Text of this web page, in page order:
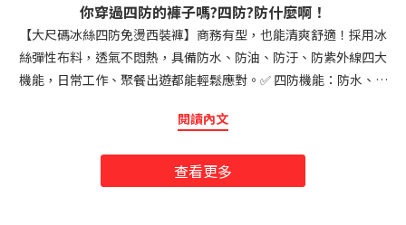
你穿過四防的褲子嗎?四防?防什麼啊！
【大尺碼冰絲四防免燙西裝褲】商務有型，也能清爽舒適！採用冰
絲彈性布料，透氣不悶熱，具備防水、防油、防汙、防紫外線四大
機能，日常工作、聚餐出遊都能輕鬆應對。✅ 四防機能：防水、防
整理，保持俐落有型 ✅ 品牌西裝褲工法，附褲耳可繫腰帶 ✅ 大尺碼
西裝褲，讓大尺碼男士夏天也能穿得清爽、俐落又有型！👍
閱讀內文
查看更多